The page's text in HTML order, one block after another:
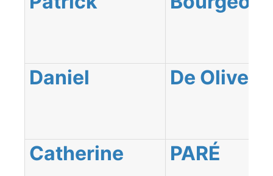
Daniel De Oliveira
Catherine PARÉ